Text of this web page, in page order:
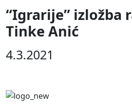
“Igrarije” izložba
Tinke Anić
4.3.2021